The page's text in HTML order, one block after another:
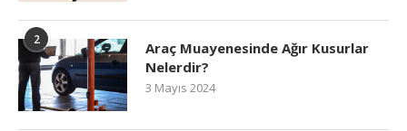
2
Araç Muayenesinde Ağır Kusurlar
Nelerdir?
3 Mayıs 2024